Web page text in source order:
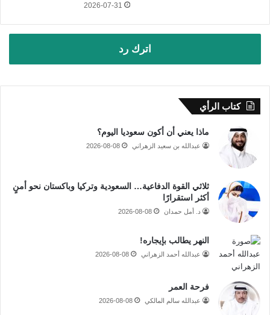
2026-07-31
اترك رد
كتاب الرأي
ماذا يعني أن أكون سعوديا اليوم؟
عبدالله بن سعيد الزهراني 2026-08-08
ثلاثي القوة الدفاعية… السعودية وتركيا وباكستان نحو أمنٍ
أكثر استقرارًا
د. أمل حمدان 2026-08-08
النهر يطالب بإيجاره!
عبدالله أحمد الزهراني 2026-08-08
فرحة العمر
عبدالله سالم المالكي 2026-08-08